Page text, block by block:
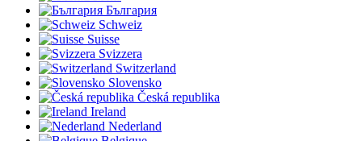
България
Schweiz
Suisse
Svizzera
Switzerland
Slovensko
Česká republika
Ireland
Nederland